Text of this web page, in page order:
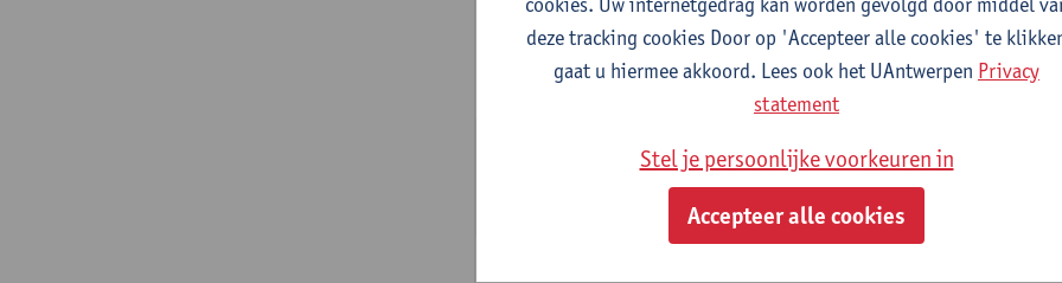
Gramática española 1
1E SEM
studiepunten
Gramática española 2
2E SEM
Anne Verhaert
deze tracking cookies Door op 'Accepteer alle cookies' te
gaat u hiermee akkoord. Lees ook het UAntwerpen Privacy
statement
Stel je persoonlijke voorkeuren in
Accepteer alle cookies